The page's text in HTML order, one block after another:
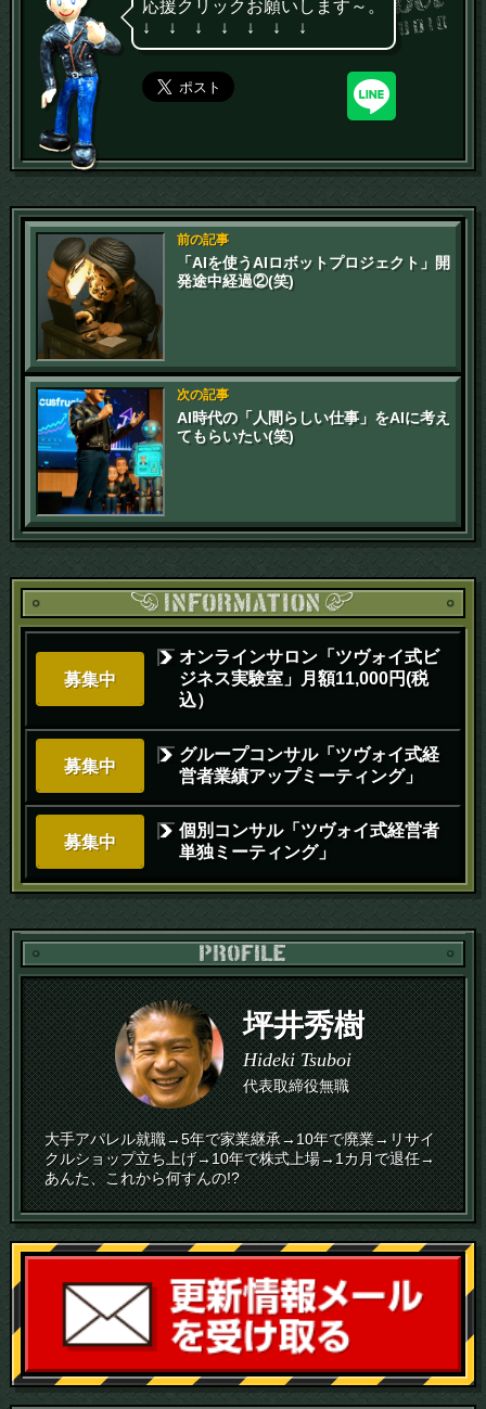
応援クリックお願いします～。
↓ ↓ ↓ ↓ ↓ ↓ ↓
前の記事
「AIを使うAIロボットプロジェクト」開
発途中経過②(笑)
次の記事
AI時代の「人間らしい仕事」をAIに考え
てもらいたい(笑)
募集中
オンラインサロン「ツヴォイ式ビ
ジネス実験室」月額11,000円(税
込）
募集中
グループコンサル「ツヴォイ式経
営者業績アップミーティング」
募集中
個別コンサル「ツヴォイ式経営者
単独ミーティング」
坪井秀樹
Hideki Tsuboi
代表取締役無職
大手アパレル就職→5年で家業継承→10年で廃業→リサイ
クルショップ立ち上げ→10年で株式上場→1カ月で退任→
あんた、これから何すんの!?
読